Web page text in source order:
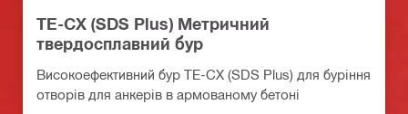
TE-CX (SDS Plus) Метричний
твердосплавний бур
Високоефективний бур TE-CX (SDS Plus) для буріння
отворів для анкерів в армованому бетоні